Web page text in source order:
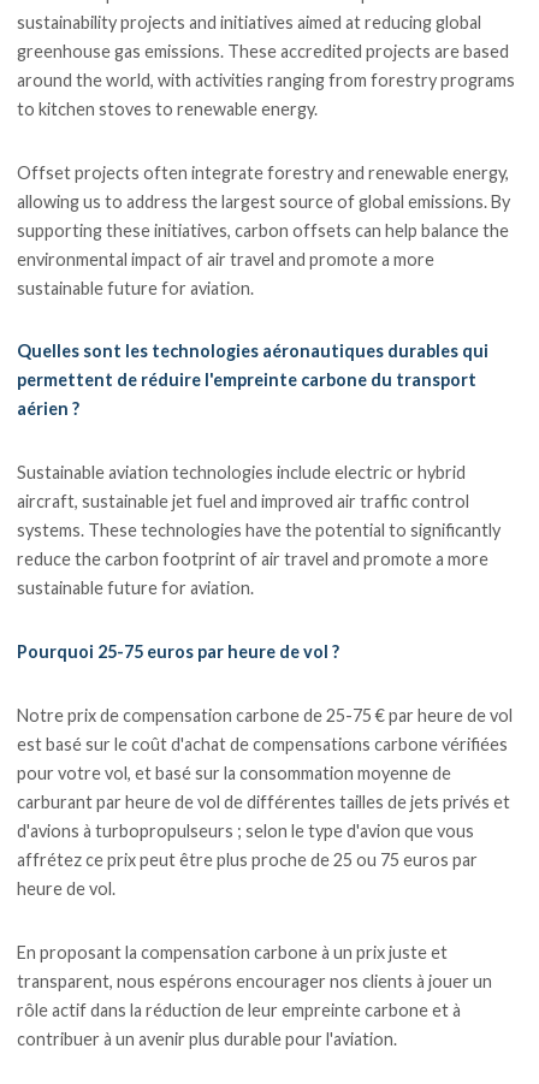
sustainability projects and initiatives aimed at reducing global
greenhouse gas emissions. These accredited projects are based
around the world, with activities ranging from forestry programs
to kitchen stoves to renewable energy.
Offset projects often integrate forestry and renewable energy,
allowing us to address the largest source of global emissions. By
supporting these initiatives, carbon offsets can help balance the
environmental impact of air travel and promote a more
sustainable future for aviation.
Quelles sont les technologies aéronautiques durables qui
permettent de réduire l'empreinte carbone du transport
aérien ?
Sustainable aviation technologies include electric or hybrid
aircraft, sustainable jet fuel and improved air traffic control
systems. These technologies have the potential to significantly
reduce the carbon footprint of air travel and promote a more
sustainable future for aviation.
Pourquoi 25-75 euros par heure de vol ?
Notre prix de compensation carbone de 25-75 € par heure de vol
est basé sur le coût d'achat de compensations carbone vérifiées
pour votre vol, et basé sur la consommation moyenne de
carburant par heure de vol de différentes tailles de jets privés et
d'avions à turbopropulseurs ; selon le type d'avion que vous
affrétez ce prix peut être plus proche de 25 ou 75 euros par
heure de vol.
En proposant la compensation carbone à un prix juste et
transparent, nous espérons encourager nos clients à jouer un
rôle actif dans la réduction de leur empreinte carbone et à
contribuer à un avenir plus durable pour l'aviation.